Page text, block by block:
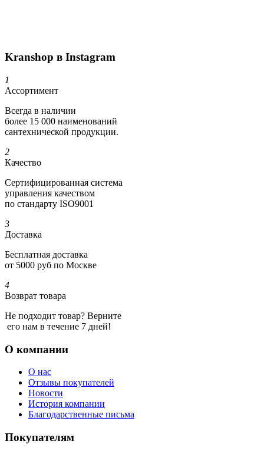
Kranshop в Instagram
1
Ассортимент
Всегда в наличии
более 15 000 наименований
сантехнической продукции.
2
Качество
Сертифициро­ванная система
управления качеством
по стандарту ISO9001
3
Доставка
Бесплатная доставка
от 5000 руб по Москве
4
Возврат товара
Не подходит товар? Верните
его нам в течение 7 дней!
О компании
О нас
Отзывы покупателей
Новости
История компании
Благодарственные письма
Покупателям